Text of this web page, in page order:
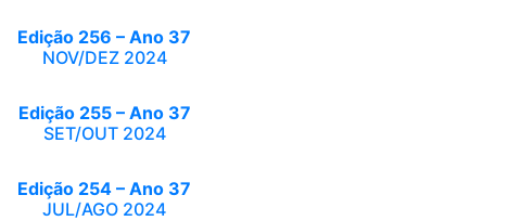
Edição 256 – Ano 37
NOV/DEZ 2024
Edição 255 – Ano 37
SET/OUT 2024
Edição 254 – Ano 37
JUL/AGO 2024